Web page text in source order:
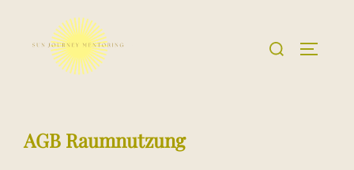
Suchen
AGB Raumnutzung